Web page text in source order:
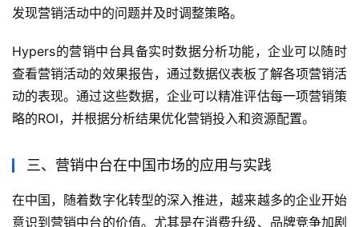
发现营销活动中的问题并及时调整策略。
Hypers的营销中台具备实时数据分析功能，企业可以随时
查看营销活动的效果报告，通过数据仪表板了解各项营销活
动的表现。通过这些数据，企业可以精准评估每一项营销策
略的ROI，并根据分析结果优化营销投入和资源配置。
三、营销中台在中国市场的应用与实践
在中国，随着数字化转型的深入推进，越来越多的企业开始
意识到营销中台的价值。尤其是在消费升级、品牌竞争加剧